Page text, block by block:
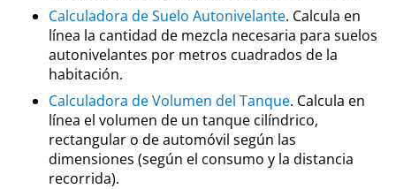
Calculadora de Suelo Autonivelante. Calcula en
línea la cantidad de mezcla necesaria para suelos
autonivelantes por metros cuadrados de la
habitación.
Calculadora de Volumen del Tanque. Calcula en
línea el volumen de un tanque cilíndrico,
rectangular o de automóvil según las
dimensiones (según el consumo y la distancia
recorrida).